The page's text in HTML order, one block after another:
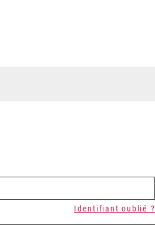
Identifiant oublié ?